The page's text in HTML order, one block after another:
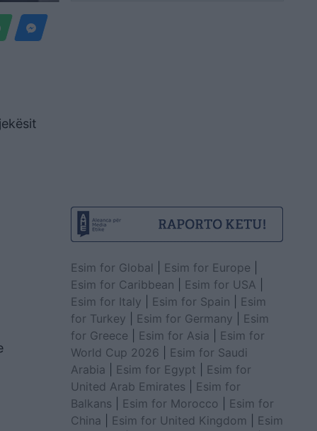
Esim for Global Esim for Europe
Esim for Caribbean
Esim for USA
Esim for Italy
Esim for Spain
Esim
for Turkey
Esim for Germany
Esim
for Greece
Esim for Asia
Esim for
World Cup 2026
Esim for Saudi
Arabia
Esim for Egypt
Esim for
United Arab Emirates
Esim for
Balkans
Esim for Morocco
Esim for
China
Esim for United Kingdom
Esim